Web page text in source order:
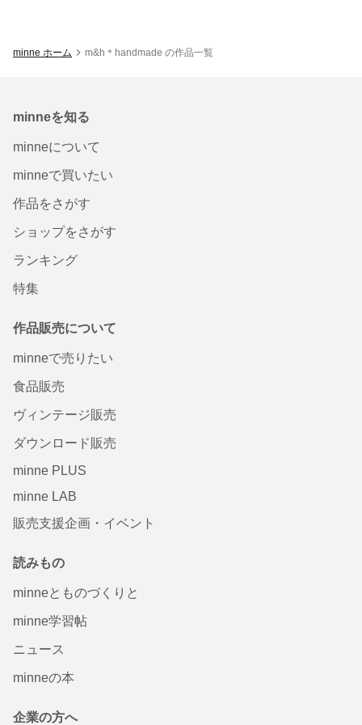
minne ホーム m&h＊handmade の作品一覧
minneを知る
minneについて
minneで買いたい
作品をさがす
ショップをさがす
ランキング
特集
作品販売について
minneで売りたい
食品販売
ヴィンテージ販売
ダウンロード販売
minne PLUS
minne LAB
販売支援企画・イベント
読みもの
minneとものづくりと
minne学習帖
ニュース
minneの本
企業の方へ